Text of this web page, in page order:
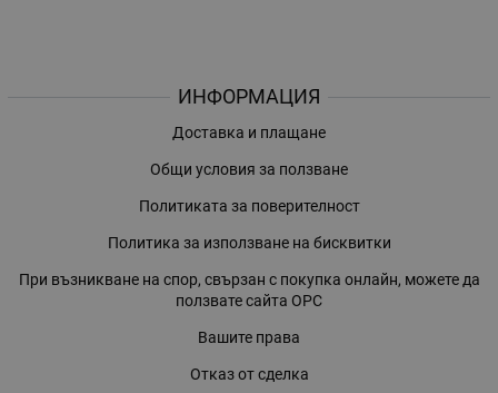
ИНФОРМАЦИЯ
Доставка и плащане
Общи условия за ползване
Политиката за поверителност
Политика за използване на бисквитки
При възникване на спор, свързан с покупка онлайн, можете да
ползвате сайта ОРС
Вашите права
Отказ от сделка